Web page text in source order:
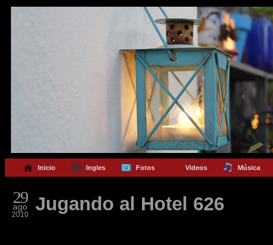
Inicio Ingles Fotos Videos Música
29
ago
2010 Jugando al Hotel 626